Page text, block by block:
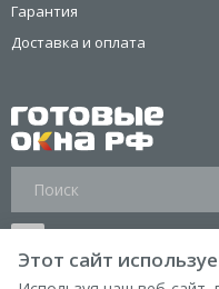
Гарантия
Доставка и оплата
Этот сайт